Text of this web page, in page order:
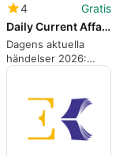
4
Gratis
Daily Current Affairs 2026: GK
Dagens aktuella
händelser 2026:
korta GK-översikter